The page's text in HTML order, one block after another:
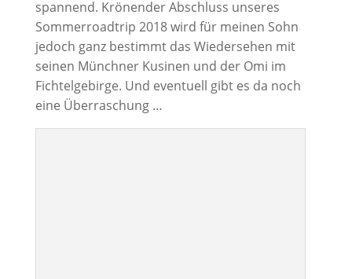
spannend. Krönender Abschluss unseres
Sommerroadtrip 2018 wird für meinen Sohn
jedoch ganz bestimmt das Wiedersehen mit
seinen Münchner Kusinen und der Omi im
Fichtelgebirge. Und eventuell gibt es da noch
eine Überraschung …